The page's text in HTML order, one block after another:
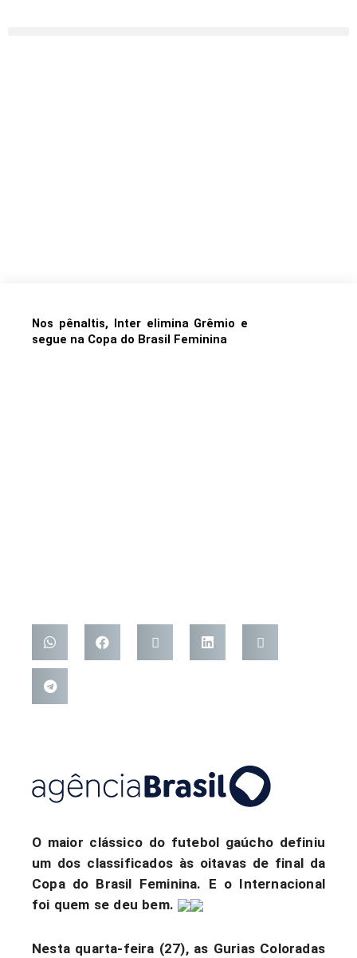
Nos pênaltis, Inter elimina Grêmio e
segue na Copa do Brasil Feminina
O maior clássico do futebol gaúcho definiu
um dos classificados às oitavas de final da
Copa do Brasil Feminina. E o Internacional
foi quem se deu bem.
Nesta quarta-feira (27), as Gurias Coloradas